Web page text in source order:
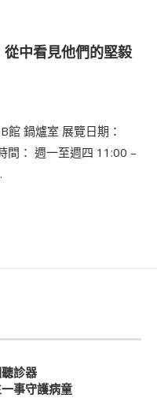
中看見他們的堅毅
鍋爐室 展覽日期：
間： 週一至週四 11:00 –
診器
事守護病童